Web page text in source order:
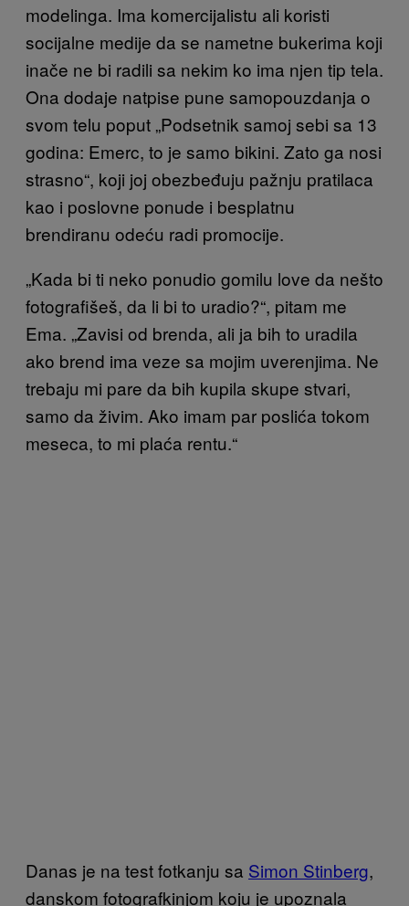
modelinga. Ima komercijalistu ali koristi
socijalne medije da se nametne bukerima koji
inače ne bi radili sa nekim ko ima njen tip tela.
Ona dodaje natpise pune samopouzdanja o
svom telu poput „Podsetnik samoj sebi sa 13
godina: Emerc, to je samo bikini. Zato ga nosi
strasno“, koji joj obezbeđuju pažnju pratilaca
kao i poslovne ponude i besplatnu
brendiranu odeću radi promocije.
„Kada bi ti neko ponudio gomilu love da nešto
fotografišeš, da li bi to uradio?“, pitam me
Ema. „Zavisi od brenda, ali ja bih to uradila
ako brend ima veze sa mojim uverenjima. Ne
trebaju mi pare da bih kupila skupe stvari,
samo da živim. Ako imam par poslića tokom
meseca, to mi plaća rentu.“
Danas je na test fotkanju sa Simon Stinberg,
danskom fotografkinjom koju je upoznala